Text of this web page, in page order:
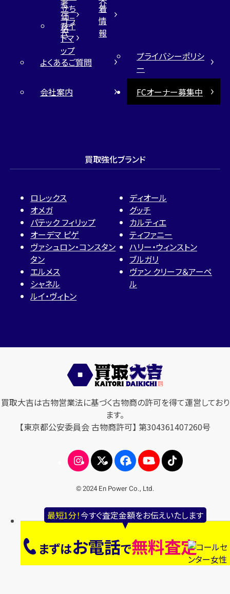
最短1分！今すぐ査定金額をお伝えいたします
まずはお電話で無料査定
考
価
格
介
立ち
コラ
ム
着
情
報
サイ
トマ
ップ
よくあるご質問
プライバシーポリシ
ー
会社案内
FCオーナー募集中
買取強化ブランド
ロレックス
オメガ
パテック フィリップ
オーデマ ピゲ
ヴァシュロン・コンスタン
タン
エルメス
シャネル
ルイ・ヴィトン
ディオール
グッチ
カルティエ
ティファニー
ハリー・ウィンストン
ブルガリ
ヴァン クリーフ＆アーペ
ル
買取大吉は古物営業法に基づく古物商の許可を得て運営しており
ます。
【東京都公安委員会 古物商許可】 第304361407260号
© 2024 En Power Co., Ltd.